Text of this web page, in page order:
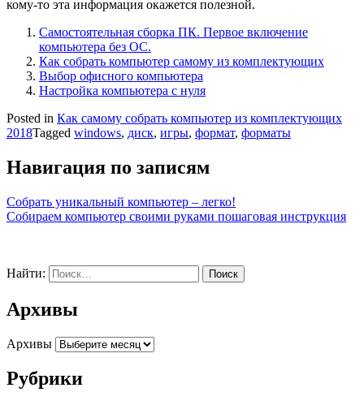
кому-то эта информация окажется полезной.
Самостоятельная сборка ПК. Первое включение
компьютера без ОС.
Как собрать компьютер самому из комплектующих
Выбор офисного компьютера
Настройка компьютера с нуля
Posted in Как самому собрать компьютер из комплектующих
2018Tagged windows, диск, игры, формат, форматы
Навигация по записям
Собрать уникальный компьютер – легко!
Собираем компьютер своими руками пошаговая инструкция
Найти:
Архивы
Архивы
Рубрики